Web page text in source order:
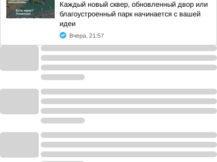
Каждый новый сквер, обновленный двор или
благоустроенный парк начинается с вашей
идеи
Вчера, 21:57